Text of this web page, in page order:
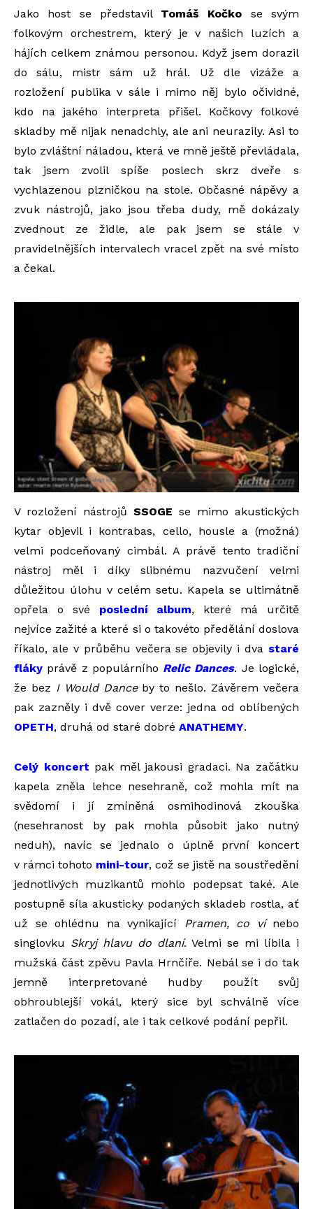
Jako host se představil Tomáš Kočko se svým
folkovým orchestrem, který je v našich luzích a
hájích celkem známou personou. Když jsem dorazil
do sálu, mistr sám už hrál. Už dle vizáže a
rozložení publika v sále i mimo něj bylo očividné,
kdo na jakého interpreta přišel. Kočkovy folkové
skladby mě nijak nenadchly, ale ani neurazily. Asi to
bylo zvláštní náladou, která ve mně ještě převládala,
tak jsem zvolil spíše poslech skrz dveře s
vychlazenou plzničkou na stole. Občasné nápěvy a
zvuk nástrojů, jako jsou třeba dudy, mě dokázaly
zvednout ze židle, ale pak jsem se stále v
pravidelnějších intervalech vracel zpět na své místo
a čekal.
V rozložení nástrojů SSOGE se mimo akustických
kytar objevil i kontrabas, cello, housle a (možná)
velmi podceňovaný cimbál. A právě tento tradiční
nástroj měl i díky slibnému nazvučení velmi
důležitou úlohu v celém setu. Kapela se ultimátně
opřela o své poslední album, které má určitě
nejvíce zažité a které si o takovéto předělání doslova
říkalo, ale v průběhu večera se objevily i dva staré
fláky právě z populárního Relic Dances. Je logické,
že bez I Would Danceby to nešlo. Závěrem večera
pak zazněly i dvě cover verze: jedna od oblíbených
OPETH, druhá od staré dobré ANATHEMY.
Celý koncert pak měl jakousi gradaci. Na začátku
kapela zněla lehce nesehraně, což mohla mít na
svědomí i jí zmíněná osmihodinová zkouška
(nesehranost by pak mohla působit jako nutný
neduh), navíc se jednalo o úplně první koncert
v rámci tohoto mini-tour, což se jistě na soustředění
jednotlivých muzikantů mohlo podepsat také. Ale
postupně síla akusticky podaných skladeb rostla, ať
už se ohlédnu na vynikající Pramen, co vínebo
singlovku Skryj hlavu do dlaní. Velmi se mi líbila i
mužská část zpěvu Pavla Hrnčíře. Nebál se i do tak
jemně interpretované hudby použít svůj
obhroublejší vokál, který sice byl schválně více
zatlačen do pozadí, ale i tak celkové podání pepřil.